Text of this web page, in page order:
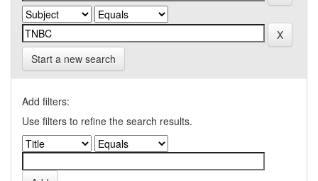
Start a new search
Add filters:
Use filters to refine the search results.